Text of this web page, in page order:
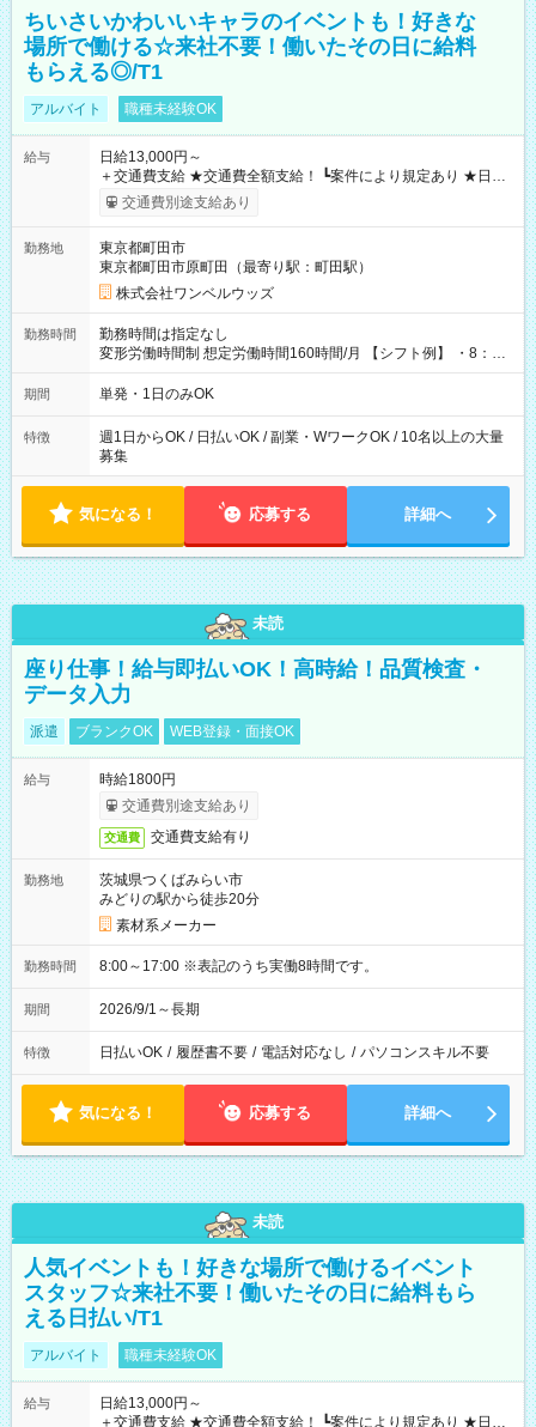
ちいさいかわいいキャラのイベントも！好きな
場所で働ける☆来社不要！働いたその日に給料
もらえる◎/T1
アルバイト 職種未経験OK
給与
日給13,000円～
＋交通費支給 ★交通費全額支給！ ┗案件により規定あり ★日払
いOK！（規定あり） ┗働いたその日に現金GET♪ お仕事後はコ
ンビニATMから 日払い分を引き落とせます！ 【試用期間】試
交通費別途支給あり
勤務地
東京都町田市
東京都町田市原町田（最寄り駅：町田駅）
株式会社ワンベルウッズ
勤務時間
勤務時間は指定なし
変形労働時間制 想定労働時間160時間/月 【シフト例】 ・8：00
～21：00
期間 単発・1日のみOK
特徴
週1日からOK / 日払いOK / 副業・WワークOK / 10名以上の大量
募集
気になる！ 応募する 詳細へ
未読
座り仕事！給与即払いOK！高時給！品質検査・
データ入力
派遣 ブランクOK WEB登録・面接OK
給与
時給1800円
交通費別途支給あり
交通費 交通費支給有り
勤務地
茨城県つくばみらい市
みどりの駅から徒歩20分
素材系メーカー
勤務時間 8:00～17:00 ※表記のうち実働8時間です。
期間 2026/9/1～長期
特徴 日払いOK / 履歴書不要 / 電話対応なし / パソコンスキル不要
気になる！ 応募する 詳細へ
未読
人気イベントも！好きな場所で働けるイベント
スタッフ☆来社不要！働いたその日に給料もら
える日払い/T1
アルバイト 職種未経験OK
給与
日給13,000円～
＋交通費支給 ★交通費全額支給！ ┗案件により規定あり ★日払